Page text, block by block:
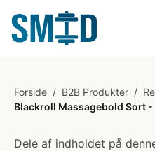
Forside / B2B Produkter /
Blackroll Massagebold Sort -
Dele af indholdet på